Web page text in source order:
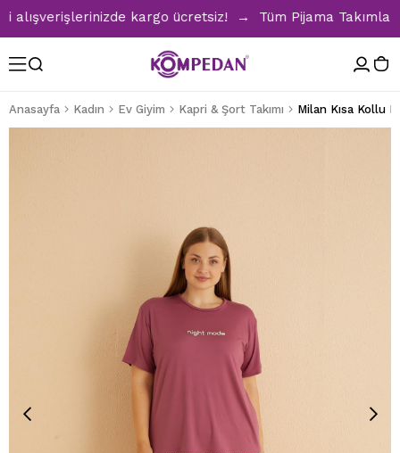
kargo ücretsiz! → Tüm Pijama
Anasayfa Kadın Ev Giyim Kapri & Şort Takımı